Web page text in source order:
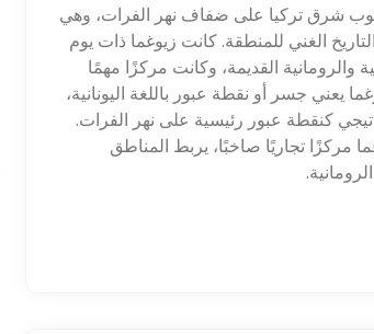
شرق تركيا على ضفاف نهر الفرات، وهي
الغني للمنطقة. كانت زيوغما ذات يوم
والرومانية القديمة، وكانت مركزًا مهمًا
يعني جسر أو نقطة عبور باللغة اليونانية،
كنقطة عبور رئيسية على نهر الفرات.
مركزًا تجاريًا صاخبًا، يربط المناطق